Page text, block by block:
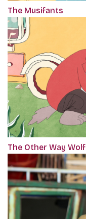
The Musifants
The Other Way Wolf